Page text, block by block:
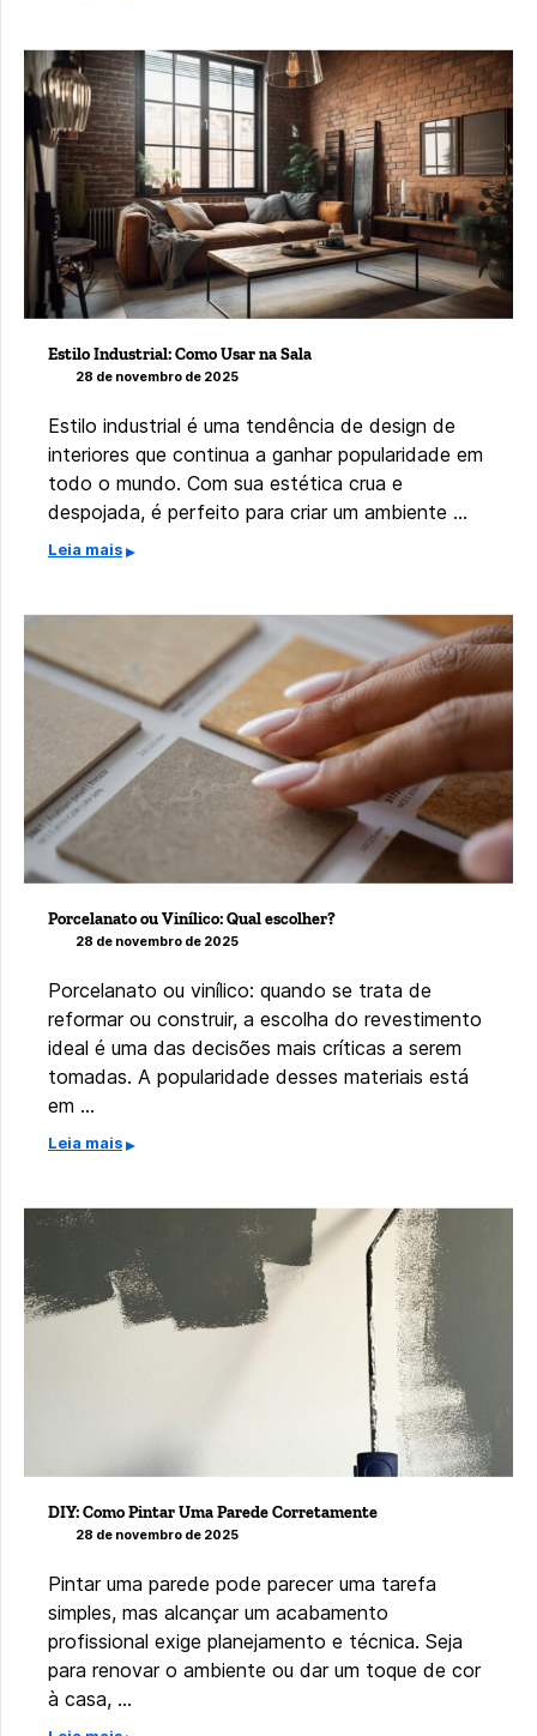
Estilo Industrial: Como Usar na Sala
28 de novembro de 2025
Estilo industrial é uma tendência de design de
interiores que continua a ganhar popularidade em
todo o mundo. Com sua estética crua e
despojada, é perfeito para criar um ambiente …
Leia mais
Porcelanato ou Vinílico: Qual escolher?
28 de novembro de 2025
Porcelanato ou vinílico: quando se trata de
reformar ou construir, a escolha do revestimento
ideal é uma das decisões mais críticas a serem
tomadas. A popularidade desses materiais está
em …
Leia mais
DIY: Como Pintar Uma Parede Corretamente
28 de novembro de 2025
Pintar uma parede pode parecer uma tarefa
simples, mas alcançar um acabamento
profissional exige planejamento e técnica. Seja
para renovar o ambiente ou dar um toque de cor
à casa, …